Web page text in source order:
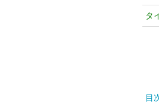
タ
目